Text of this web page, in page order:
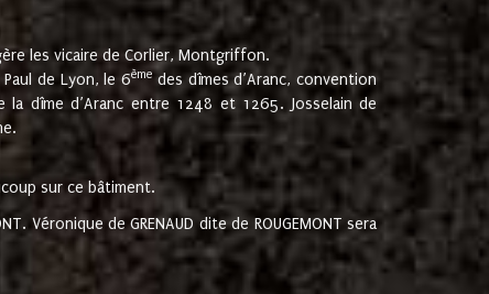
les vicaire de Corlier, Montgriffon.
Paul de Lyon, le 6ème des dîmes d’Aranc, convention
dîme d’Aranc entre 1248 et 1265. Josselain de
sur ce bâtiment.
Véronique de GRENAUD dite de ROUGEMONT sera